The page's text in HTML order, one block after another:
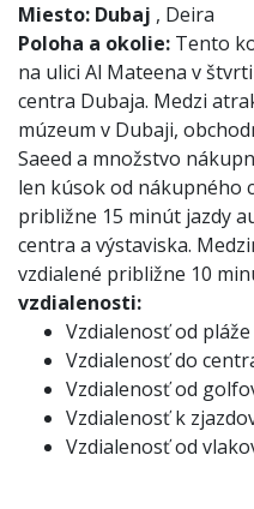
Miesto: Dubaj , Deira
Poloha a okolie: Tento
na ulici Al Mateena v
centra Dubaja. Medzi
múzeum v Dubaji,
Saeed a množstvo
len kúsok od nákupného
približne 15 minút jazdy
centra a výstaviska.
vzdialené približne 10
vzdialenosti:
Vzdialenosť od pláže
Vzdialenosť do
Vzdialenosť od
Vzdialenosť k
Vzdialenosť od